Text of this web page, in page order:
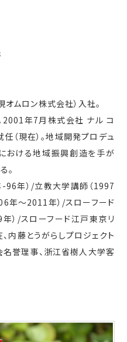
ムロン株式会社）入社。
年7月株式会社 ナル コ
（現在）。地域開発プロデュ
おける地域振興創造を手が
。
年）/立教大学講師（1997
年～2011年）/スローフード
）/スローフード江戸東京リ
内藤とうがらしプロジェクト
名誉理事、浙江省樹人大学客